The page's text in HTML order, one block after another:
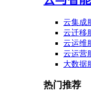
云集成
云迁移
云运维
云运营
大数据
热门推荐